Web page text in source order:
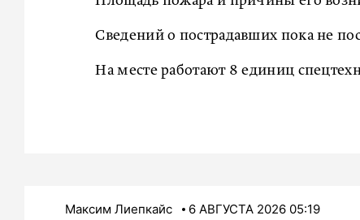
Сведений о пострадавших пока не
На месте работают 8 единиц
Максим Лиепкайс 6 АВГУСТА 2026 05:19